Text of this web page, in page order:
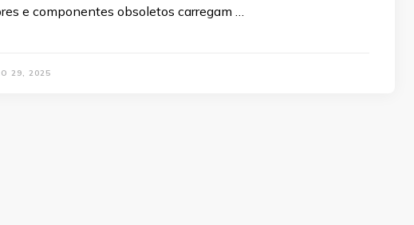
e componentes obsoletos carregam …
29, 2025